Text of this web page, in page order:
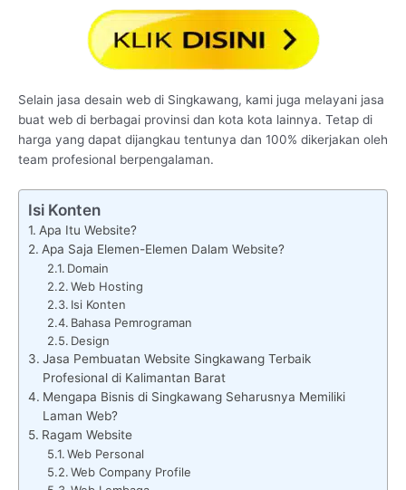
Selain jasa desain web di Singkawang, kami juga melayani jasa
buat web di berbagai provinsi dan kota kota lainnya. Tetap di
harga yang dapat dijangkau tentunya dan 100% dikerjakan oleh
team profesional berpengalaman.
Isi Konten
Apa Itu Website?
Apa Saja Elemen-Elemen Dalam Website?
Domain
Web Hosting
Isi Konten
Bahasa Pemrograman
Design
Jasa Pembuatan Website Singkawang Terbaik
Profesional di Kalimantan Barat
Mengapa Bisnis di Singkawang Seharusnya Memiliki
Laman Web?
Ragam Website
Web Personal
Web Company Profile